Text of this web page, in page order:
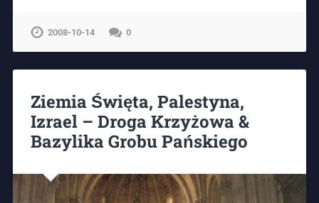
2008-10-14 0
Ziemia Święta, Palestyna,
Izrael – Droga Krzyżowa &
Bazylika Grobu Pańskiego